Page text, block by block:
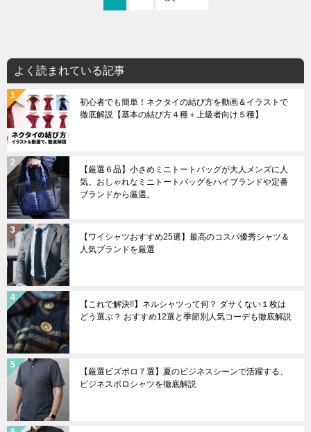
よく読まれている記事
初心者でも簡単！ネクタイの結び方を動画＆イラストで
徹底解説【基本の結び方４種＋上級者向け５種】
【厳選６品】小さめミニトートバッグが大人メンズに人
気。おしゃれなミニトートバッグをハイブランドや定番
ブランドから厳選。
【ワイシャツおすすめ25選】最高のコスパ優秀シャツ＆
人気ブランドを厳選
【これで解決!!】ネルシャツって何？ ダサくない１枚は
どう選ぶ？ おすすめ12選と季節別人気コーデも徹底解説
【厳選ビズポロ７選】夏のビジネスシーンで活躍する、
ビジネスポロシャツを徹底解説